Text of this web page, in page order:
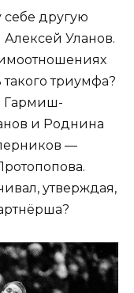
другую
Уланов.
триумфа?
Гармиш-
и Роднина
—
утверждая,